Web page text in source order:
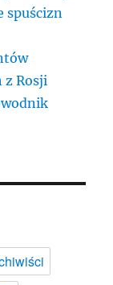
spuścizn
z Rosji